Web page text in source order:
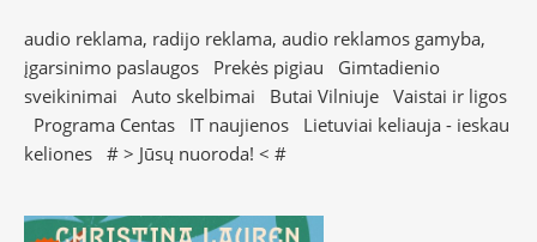
audio reklama, radijo reklama, audio reklamos gamyba,
įgarsinimo paslaugos
Prekės pigiau
Gimtadienio
sveikinimai
Auto skelbimai Butai Vilniuje Vaistai ir ligos
Programa Centas
IT naujienos
Lietuviai keliauja - ieskau
keliones # > Jūsų nuoroda! < #